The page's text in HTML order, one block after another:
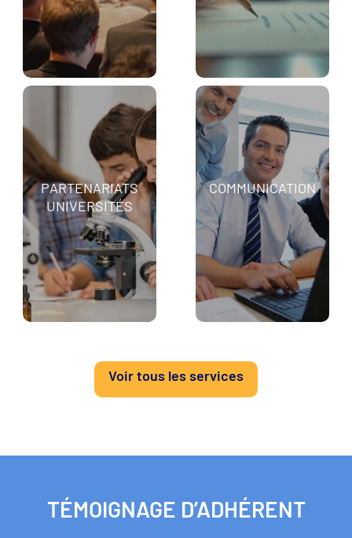
PARTENARIATS
UNIVERSITÉS
COMMUNICATION
Voir tous les services
TÉMOIGNAGE D’ADHÉRENT